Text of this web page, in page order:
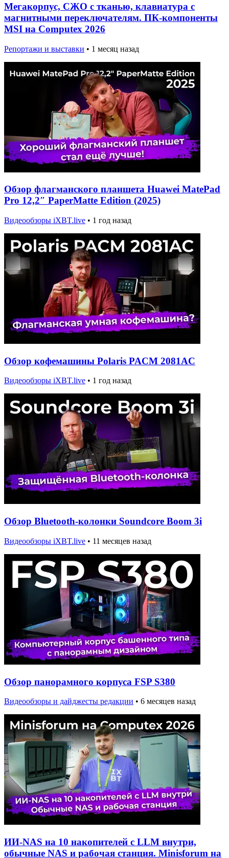
Мегакорпус, СЖО с тканью, клавиатура с
магнитными переключателям. ПК-компоненты
MSI на Computex 2026
Репортажи и выставки • 1 месяц назад
Обзор флагманского планшета Huawei MatePad
Pro 12,2″ PaperMatte Edition (2025)
Видеообзоры iXBT.live • 1 год назад
Обзор кофемашины Polaris PACM 2081AC
Видеообзоры iXBT.live • 1 год назад
Обзор Bluetooth-колонки Soundcore Boom 3i
Видеообзоры iXBT.live • 11 месяцев назад
Обзор панорамного корпуса FSP S380
Видеообзоры и дайджесты редакции • 6 месяцев назад
ИИ-NAS на 10 накопителей с LLM внутри,
обычные NAS и рабочая станция. Minisforum на